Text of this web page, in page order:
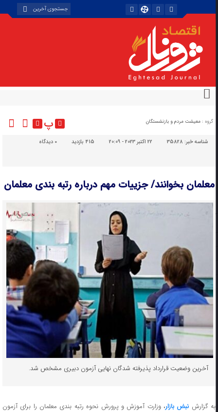
گروه : معیشت مردم و بازنشستگان پ
شناسه خبر:35828 22 اکتبر 2023 - 20:09 415 بازدید دیدگاه
معلمان بخوانند/ جزییات مهم درباره رتبه بندی معلمان
آخرین وضعیت قرارداد پذیرفته شدگان نهایی آزمون دبیری مشخص شد.
به گزارش نبض بازار، وزارت آموزش و پرورش نحوه رتبه بندی معلمان را برای آزمون